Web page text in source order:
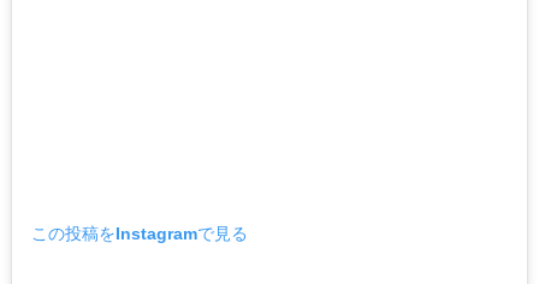
この投稿をInstagramで見る